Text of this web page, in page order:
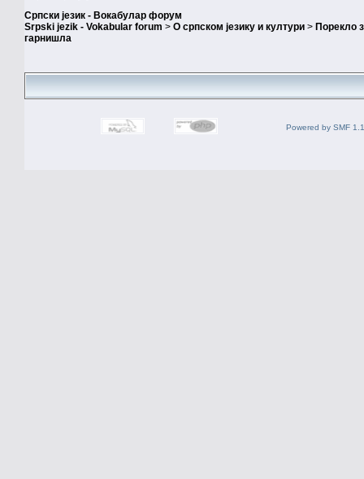
Српски језик - Вокабулар форум
Srpski jezik - Vokabular forum > О српском језику и култури > Порекло
гарнишла
Powered by SMF